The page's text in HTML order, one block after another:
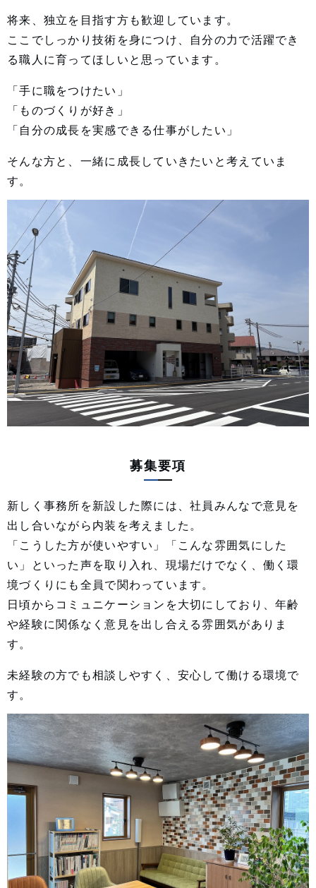
将来、独立を目指す方も歓迎しています。
ここでしっかり技術を身につけ、自分の力で活躍でき
る職人に育ってほしいと思っています。
「手に職をつけたい」
「ものづくりが好き」
「自分の成長を実感できる仕事がしたい」
そんな方と、一緒に成長していきたいと考えていま
す。
募集要項
新しく事務所を新設した際には、社員みんなで意見を
出し合いながら内装を考えました。
「こうした方が使いやすい」「こんな雰囲気にした
い」といった声を取り入れ、現場だけでなく、働く環
境づくりにも全員で関わっています。
日頃からコミュニケーションを大切にしており、年齢
や経験に関係なく意見を出し合える雰囲気がありま
す。
未経験の方でも相談しやすく、安心して働ける環境で
す。